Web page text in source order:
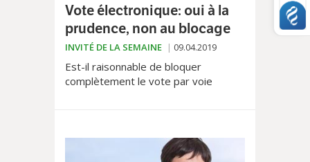
Vote électronique: oui à la
prudence, non au blocage
INVITÉ DE LA SEMAINE 09.04.2019
Est-il raisonnable de bloquer
complètement le vote par voie
technologies pourraient sécuriser les
procédures de vote.